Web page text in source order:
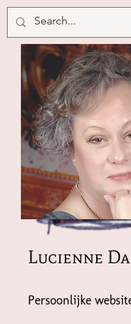
Lucienne
Persoonlijke